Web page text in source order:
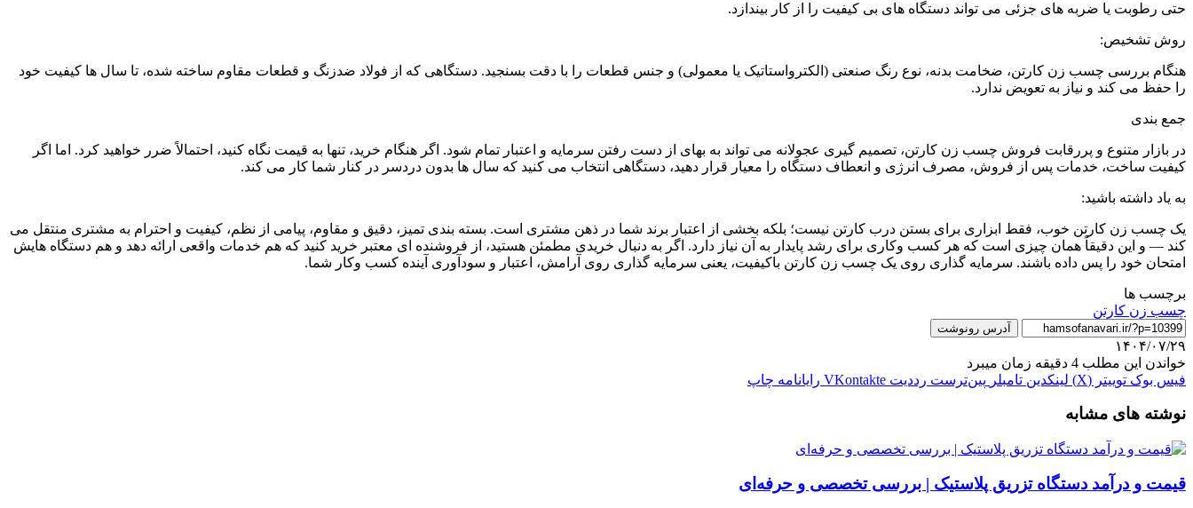
حتی رطوبت یا ضربه های جزئی می تواند دستگاه های بی کیفیت را از کار بیندازد.
روش تشخیص:
هنگام بررسی چسب زن کارتن، ضخامت بدنه، نوع رنگ صنعتی (الکترواستاتیک یا معمولی) و جنس قطعات را با دقت بسنجید. دستگاهی که از فولاد ضدزنگ و قطعات مقاوم ساخته شده، تا سال ها کیفیت خود
را حفظ می کند و نیاز به تعویض ندارد.
جمع بندی
در بازار متنوع و پررقابت فروش چسب زن کارتن، تصمیم گیری عجولانه می تواند به بهای از دست رفتن سرمایه و اعتبار تمام شود. اگر هنگام خرید، تنها به قیمت نگاه کنید، احتمالاً ضرر خواهید کرد. اما اگر
کیفیت ساخت، خدمات پس از فروش، مصرف انرژی و انعطاف دستگاه را معیار قرار دهید، دستگاهی انتخاب می کنید که سال ها بدون دردسر در کنار شما کار می کند.
به یاد داشته باشید:
یک چسب زن کارتن خوب، فقط ابزاری برای بستن درب کارتن نیست؛ بلکه بخشی از اعتبار برند شما در ذهن مشتری است. بسته بندی تمیز، دقیق و مقاوم، پیامی از نظم، کیفیت و احترام به مشتری منتقل می
کند — و این دقیقاً همان چیزی است که هر کسب وکاری برای رشد پایدار به آن نیاز دارد. اگر به دنبال خریدی مطمئن هستید، از فروشنده ای معتبر خرید کنید که هم خدمات واقعی ارائه دهد و هم دستگاه هایش
امتحان خود را پس داده باشند. سرمایه گذاری روی یک چسب زن کارتن باکیفیت، یعنی سرمایه گذاری روی آرامش، اعتبار و سودآوری آینده کسب وکار شما.
برچسب ها
چسب زن کارتن
آدرس رونوشت
۱۴۰۴/۰۷/۲۹
خواندن این مطلب 4 دقیقه زمان میبرد
فیس بوک توییتر (X) لینکدین ‫تامبلر ‫پین‌ترست ‫رددیت ‫VKontakte رایانامه چاپ
نوشته های مشابه
قیمت و درآمد دستگاه تزریق پلاستیک | بررسی تخصصی و حرفه‌ای